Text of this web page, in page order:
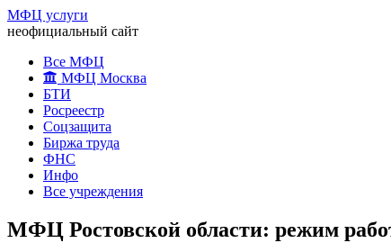
МФЦ услуги
неофициальный сайт
Все МФЦ
МФЦ Москва
БТИ
Росреестр
Соцзащита
Биржа труда
ФНС
Инфо
Все учреждения
МФЦ Ростовской области: режим